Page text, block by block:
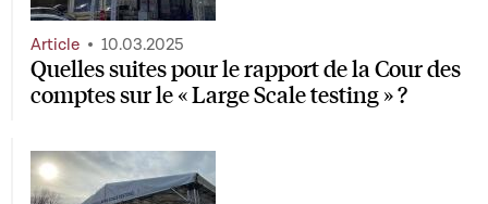
Quelles suites pour le rapport de la Cour des
comptes sur le « Large Scale testing » ?
Article 10.03.2025